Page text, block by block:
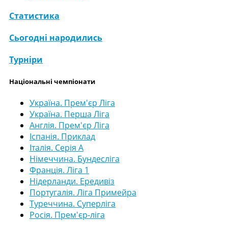
Статистика
Сьогодні народились
Турніри
Національні чемпіонати
Україна. Прем'єр Ліга
Україна. Перша Ліга
Англія. Прем'єр Ліга
Іспанія. Приклад
Італія. Серія А
Німеччина. Бундесліга
Франція. Ліга 1
Нідерланди. Ередивіз
Португалія. Ліга Примейра
Туреччина. Суперліга
Росія. Прем'єр-ліга